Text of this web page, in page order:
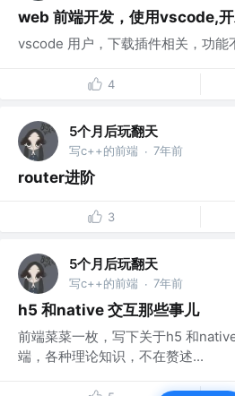
web 前端开发，使用vscode,
vscode 用户，下载插件相关，功能
4
5个月后玩翻天
写c++的前端 · 7年前
router进阶
3
5个月后玩翻天
写c++的前端 · 7年前
h5 和native 交互那些事儿
前端菜菜一枚，写下关于h5 和
端，各种理论知识，不在赘述...